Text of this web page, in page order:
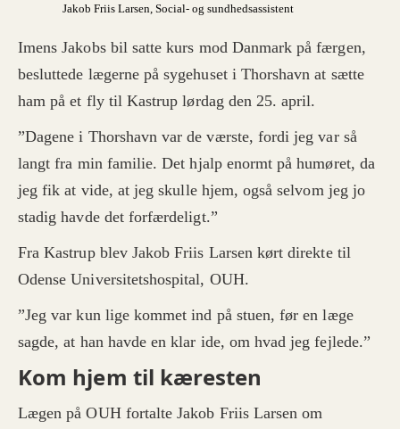
Jakob Friis Larsen , Social- og sundhedsassistent
Imens Jakobs bil satte kurs mod Danmark på færgen,
besluttede lægerne på sygehuset i Thorshavn at sætte
ham på et fly til Kastrup lørdag den 25. april.
”Dagene i Thorshavn var de værste, fordi jeg var så
langt fra min familie. Det hjalp enormt på humøret, da
jeg fik at vide, at jeg skulle hjem, også selvom jeg jo
stadig havde det forfærdeligt.”
Fra Kastrup blev Jakob Friis Larsen kørt direkte til
Odense Universitetshospital, OUH.
”Jeg var kun lige kommet ind på stuen, før en læge
sagde, at han havde en klar ide, om hvad jeg fejlede.”
Kom hjem til kæresten
Lægen på OUH fortalte Jakob Friis Larsen om